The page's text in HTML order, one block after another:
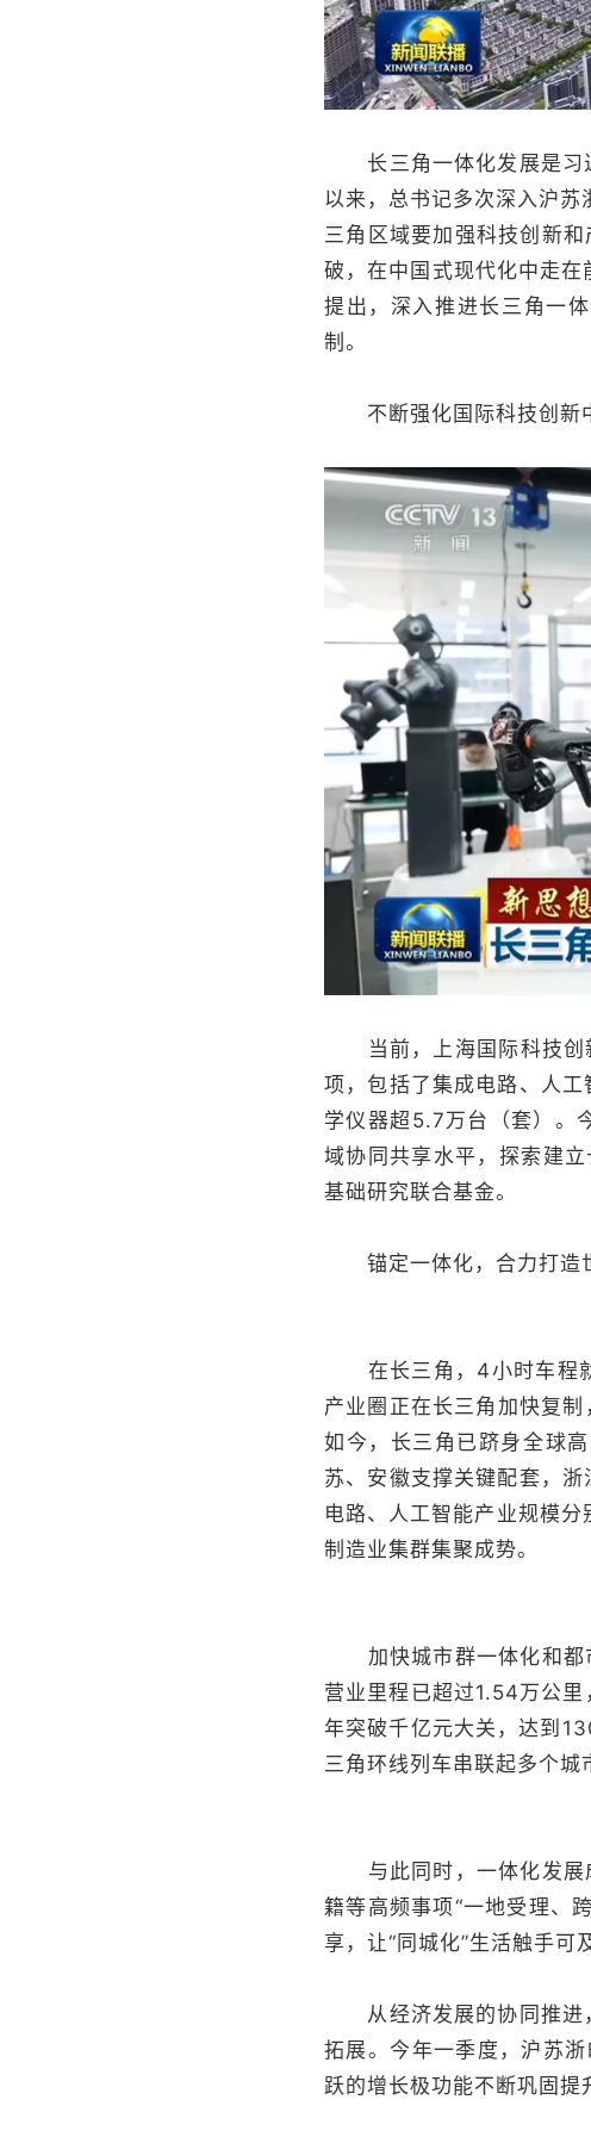
长三角一体化发展是习
以来，总书记多次深入沪
三角区域要加强科技创新
破，在中国式现代化中走在
提出，深入推进长三角一
制。
不断强化国际科技创新
当前，上海国际科技创
项，包括了集成电路、人
学仪器超5.7万台（套）。
域协同共享水平，探索建
基础研究联合基金。
锚定一体化，合力打造
在长三角，4小时车程就
产业圈正在长三角加快复制
如今，长三角已跻身全球
苏、安徽支撑关键配套，
电路、人工智能产业规模
制造业集群集聚成势。
加快城市群一体化和都
营业里程已超过1.54万公
年突破千亿元大关，达到
三角环线列车串联起多个城
与此同时，一体化发展成
籍等高频事项“一地受理、
享，让“同城化”生活触手可
从经济发展的协同推进
拓展。今年一季度，沪苏
跃的增长极功能不断巩固提